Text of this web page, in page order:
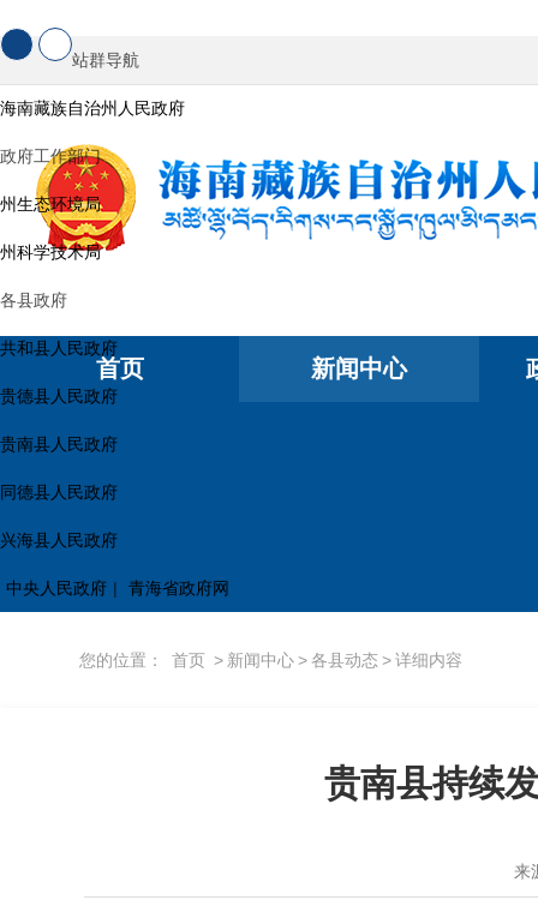
站群导航
海南藏族自治州人民政府
政府工作部门
州生态环境局
州科学技术局
各县政府
共和县人民政府
贵德县人民政府
贵南县人民政府
同德县人民政府
兴海县人民政府
中央人民政府 | 青海省政府网
首页 新闻中心
您的位置： 首页 > 新闻中心> 各县动态>详细内容
贵南县持续
来